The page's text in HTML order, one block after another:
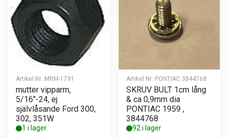
Artikel Nr: MRM-1791
mutter vipparm,
5/16″-24, ej
självlåsande Ford 300,
302, 351W
1 i lager
Artikel Nr: PONTIAC 3844768
SKRUV BULT 1cm lång
& ca 0,9mm dia
PONTIAC 1959 ,
3844768
92 i lager